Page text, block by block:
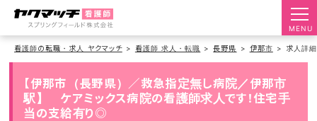
MENU
看護師の転職・求人 ヤクマッチ 看護師 求人・転職 長野県 伊那市 求人詳細
【伊那市（長野県）／救急指定無し病院／伊那市
駅】 ケアミックス病院の看護師求人です！住宅手
当の支給有り◎